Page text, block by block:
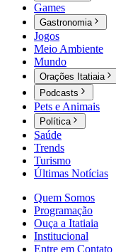
Games
Gastronomia
Jogos
Meio Ambiente
Mundo
Orações Itatiaia
Podcasts
Pets e Animais
Política
Saúde
Trends
Turismo
Últimas Notícias
Quem Somos
Programação
Ouça a Itatiaia
Institucional
Entre em Contato